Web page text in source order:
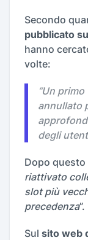
Secondo
pubblicato
hanno
volte:
“Un primo
annullato
degli
Dopo
riattivato
slot più
precedenza”.
Sul sito web